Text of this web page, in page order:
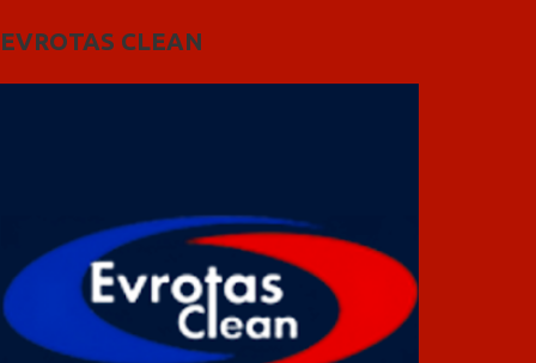
EVROTAS CLEAN